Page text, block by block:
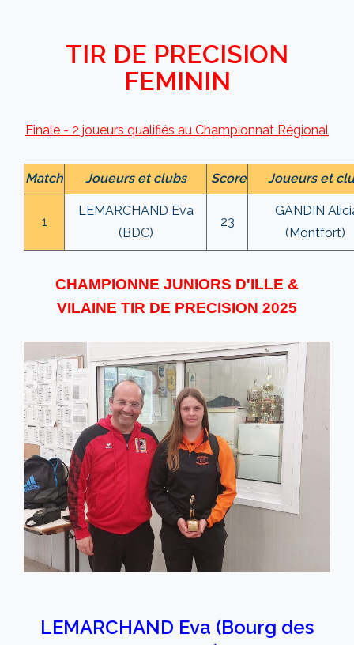
TIR DE PRECISION
FEMININ
Finale - 2 joueurs qualifiés au Championnat Régional
Match Joueurs et clubs Score Joueurs et
1
LEMARCHAND Eva
(BDC)
23
GANDIN
(Montfort)
CHAMPIONNE JUNIORS D'ILLE &
VILAINE TIR DE PRECISION 2025
LEMARCHAND Eva (Bourg des